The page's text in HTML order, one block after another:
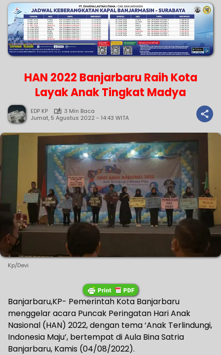
HAN 2022 Banjarbaru Raih Kota
Layak Anak Tingkat Madya
EDP KP
3 Min Baca
Jumat, 5 Agustus 2022 - 14:43 WITA
Kp/Devi
Banjarbaru,KP- Pemerintah Kota Banjarbaru
menggelar acara Puncak Peringatan Hari Anak
Nasional (HAN) 2022, dengan tema ‘Anak Terlindungi,
Indonesia Maju’, bertempat di Aula Bina Satria
Banjarbaru, Kamis (04/08/2022).